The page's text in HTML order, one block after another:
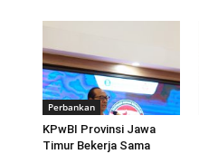
Perbankan
KPwBI Provinsi Jawa
Timur Bekerja Sama